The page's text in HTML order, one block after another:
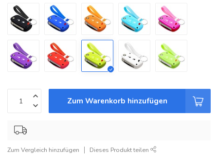
Zum Warenkorb hinzufügen
Zum Vergleich hinzufügen Dieses Produkt teilen